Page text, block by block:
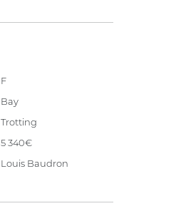
F
Bay
Trotting
5 340€
Louis Baudron